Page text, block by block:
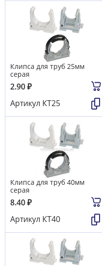
Клипса для труб 25мм
серая
2.90₽
Артикул КТ25
Клипса для труб 40мм
серая
8.40₽
Артикул КТ40